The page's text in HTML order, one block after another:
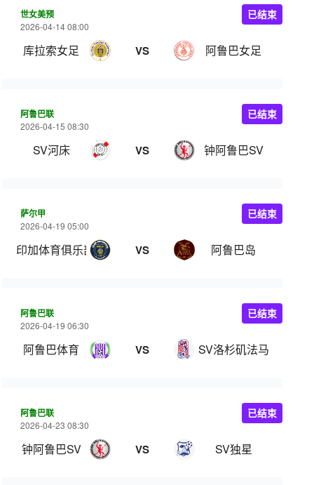
世女美预
2026-04-14 08:00
库拉索女足 VS 阿鲁巴女足
已结束
阿鲁巴联
2026-04-15 08:30
SV河床 VS 钟阿鲁巴SV
已结束
萨尔甲
2026-04-19 05:00
印加体育俱乐部 VS 阿鲁巴岛
已结束
阿鲁巴联
2026-04-19 06:30
阿鲁巴体育 VS SV洛杉矶法马
已结束
阿鲁巴联
2026-04-23 08:30
钟阿鲁巴SV VS SV独星
已结束